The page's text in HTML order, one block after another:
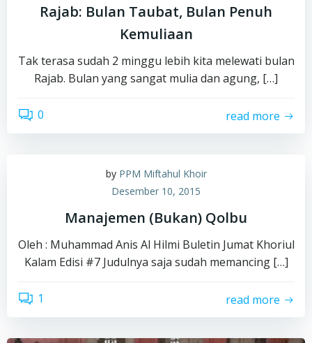
Rajab: Bulan Taubat, Bulan Penuh
Kemuliaan
Tak terasa sudah 2 minggu lebih kita melewati bulan
Rajab. Bulan yang sangat mulia dan agung, […]
0 read more
by PPM Miftahul Khoir
Desember 10, 2015
Manajemen (Bukan) Qolbu
Oleh : Muhammad Anis Al Hilmi Buletin Jumat Khoriul
Kalam Edisi #7 Judulnya saja sudah memancing […]
1 read more